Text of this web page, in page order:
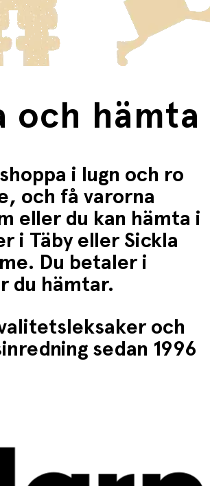
visas i kassan.
för mer än 1500:-
och hämta
i lugn och ro
och få varorna
eller du kan hämta i
i Täby eller Sickla
Du betaler i
du hämtar.
och
sedan 1996